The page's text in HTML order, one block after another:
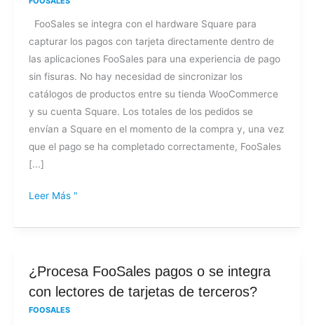
FooSales se integra con el hardware Square para
capturar los pagos con tarjeta directamente dentro de
las aplicaciones FooSales para una experiencia de pago
sin fisuras. No hay necesidad de sincronizar los
catálogos de productos entre su tienda WooCommerce
y su cuenta Square. Los totales de los pedidos se
envían a Square en el momento de la compra y, una vez
que el pago se ha completado correctamente, FooSales
[...]
Leer Más "
¿Procesa FooSales pagos o se integra
con lectores de tarjetas de terceros?
FOOSALES
¿Procesa
FooSales